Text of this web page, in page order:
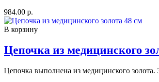
984.00 р.
В корзину
Цепочка из медицинского
Цепочка выполнена из медицинского